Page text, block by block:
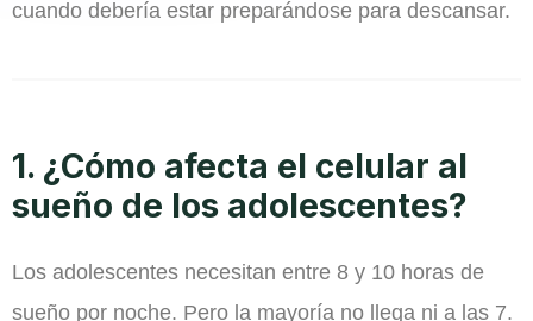
cuando debería estar preparándose para descansar.
1. ¿Cómo afecta el celular al
sueño de los adolescentes?
Los adolescentes necesitan entre 8 y 10 horas de
sueño por noche. Pero la mayoría no llega ni a las 7.